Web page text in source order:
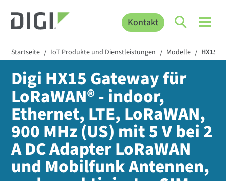
Kontakt
Startseite / IoT Produkte und Dienstleistungen / Modelle / HX15-
Digi HX15 Gateway für
LoRaWAN® - indoor,
Ethernet, LTE, LoRaWAN,
900 MHz (US) mit 5 V bei 2
A DC Adapter LoRaWAN
und Mobilfunk Antennen,